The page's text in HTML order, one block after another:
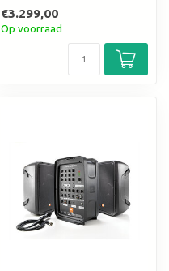
€3.299,00
Op voorraad